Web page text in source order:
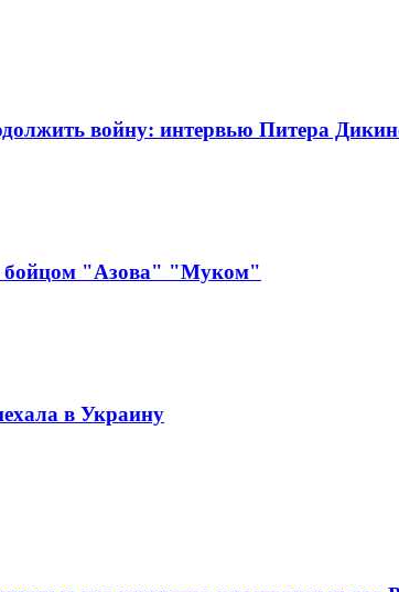
войну: интервью Питера
бойцом "Азова" "Муком"
в Украину